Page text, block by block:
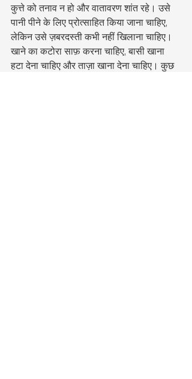
कुत्ते को तनाव न हो और वातावरण शांत रहे। उसे
पानी पीने के लिए प्रोत्साहित किया जाना चाहिए,
लेकिन उसे ज़बरदस्ती कभी नहीं खिलाना चाहिए।
खाने का कटोरा साफ़ करना चाहिए, बासी खाना
हटा देना चाहिए और ताज़ा खाना देना चाहिए। कुछ